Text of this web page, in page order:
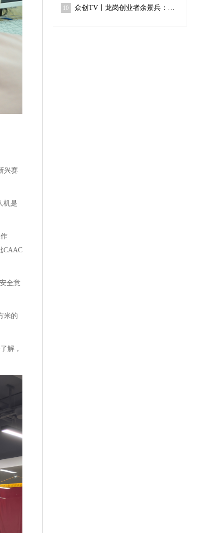
兴赛
机是
CAAC
全意
米的
解，
10 众创TV丨龙岗创业者余景兵：我与深圳的故事